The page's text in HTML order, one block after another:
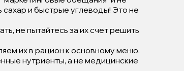
и быстрые углеводы! Это не
не пытайтесь за их счет решить
их в рацион к основному меню.
нутриенты, а не медицинские